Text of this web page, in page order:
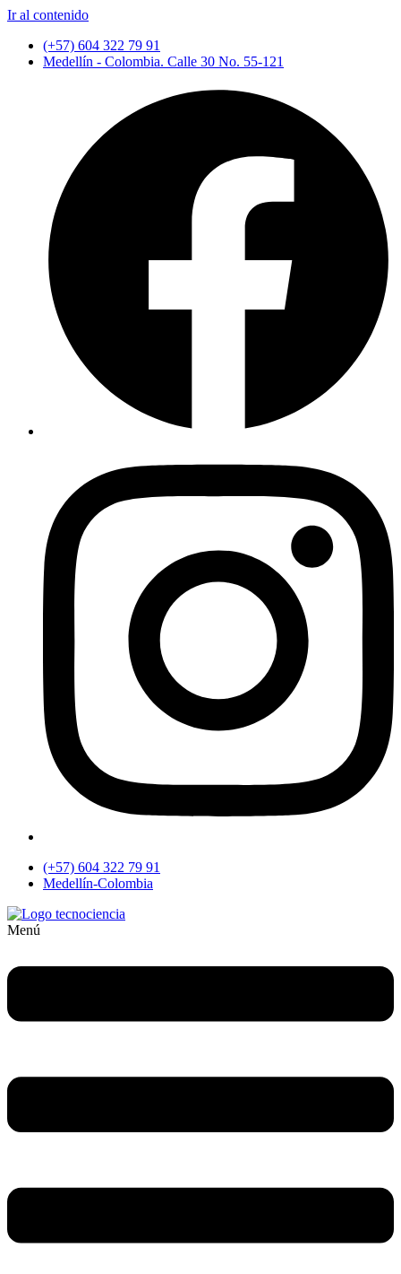
Ir al contenido
(+57) 604 322 79 91
Medellín - Colombia. Calle 30 No. 55-121
(+57) 604 322 79 91
Medellín-Colombia
Menú